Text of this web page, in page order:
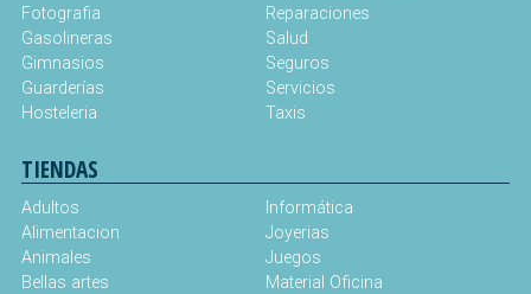
Fotografia
Gasolineras
Gimnasios
Guarderías
Hosteleria
Reparaciones
Salud
Seguros
Servicios
Taxis
TIENDAS
Adultos
Alimentacion
Animales
Bellas artes
Informática
Joyerias
Juegos
Material Oficina